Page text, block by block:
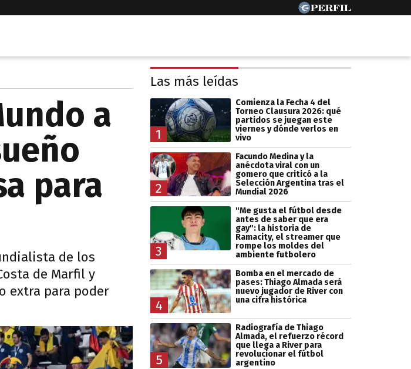
a
para
de los
de Marfil y
extra para poder
Las más leídas
1
Comienza la Fecha 4 del
Torneo Clausura 2026: qué
partidos se juegan este
viernes y dónde verlos en
vivo
2
Facundo Medina y la
anécdota viral con un
gomero que criticó a la
Selección Argentina tras el
Mundial 2026
3
"Me gusta el fútbol desde
antes de saber que era
gay": la historia de
Ramacity, el streamer que
rompe los moldes del
ambiente futbolero
4
Bomba en el mercado de
pases: Thiago Almada será
nuevo jugador de River con
una cifra histórica
5
Radiografía de Thiago
Almada, el refuerzo récord
que llega a River para
revolucionar el fútbol
argentino